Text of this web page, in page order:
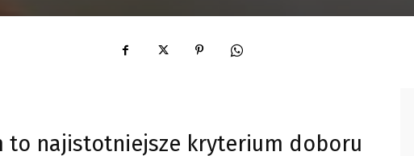
to najistotniejsze kryterium doboru